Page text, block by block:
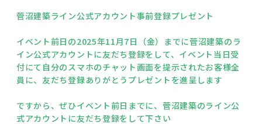
菅沼建築ライン公式アカウント事前登録プレゼント
イベント前日の2025年11月7日（金）までに菅沼建築のラ
イン公式アカウントに友だち登録をして、イベント当日受
付にて自分のスマホのチャット画面を提示されたお客様全
員に、友だち登録ありがとうプレゼントを進呈します
ですから、ぜひイベント前日までに、菅沼建築のライン公
式アカウントに友だち登録をして下さい